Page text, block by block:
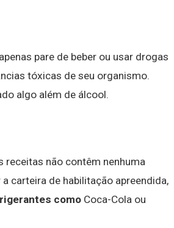
pare de beber ou usar drogas
tóxicas de seu organismo.
algo além de álcool.
receitas não contêm nenhuma
carteira de habilitação apreendida,
como Coca-Cola ou